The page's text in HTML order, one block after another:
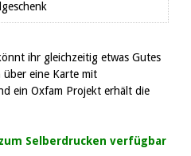
ihr gleichzeitig etwas Gutes
über eine Karte mit
ein Oxfam Projekt erhält die
Selberdrucken verfügbar